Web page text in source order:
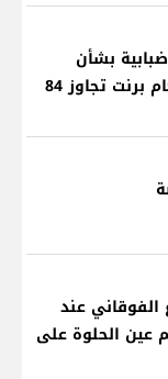
بشأن
إعادة فتح مضيق هرمز وخام برنت تجاوز 84
الفوقاني عند
عين الحلوة على